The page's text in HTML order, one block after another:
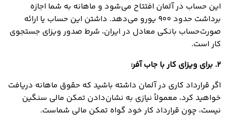
این حساب در آلمان افتتاح می‌شود و ماهانه به شما اجازه
بر‌داشت حدود ۹۰۰ یورو می‌دهد. داشتن این حساب یا ارائه
صورت‌حساب بانکی معادل در ایران، شرط صدور ویزای جستجوی
کار است.
2. برای ویزای کار با جاب آفر:
اگر قرارداد کاری در آلمان داشته باشید که حقوق ماهانه دریافت
خواهید کرد، معمولاً نیازی به نشان‌دادن تمکن مالی سنگین
نیست، چون قرارداد کار خود گواه تمکن مالی شماست.